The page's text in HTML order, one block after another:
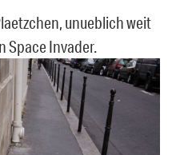
unueblich weit
Space Invader.